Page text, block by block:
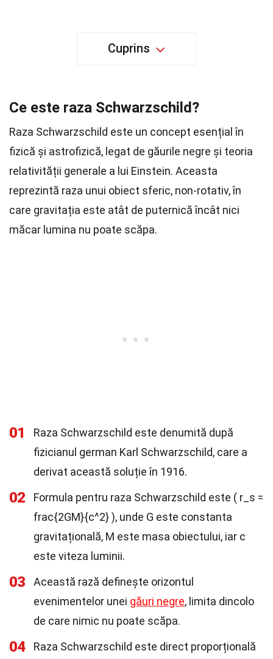
Cuprins
Ce este raza Schwarzschild?
Raza Schwarzschild este un concept esențial în
fizică și astrofizică, legat de găurile negre și teoria
relativității generale a lui Einstein. Aceasta
reprezintă raza unui obiect sferic, non-rotativ, în
care gravitația este atât de puternică încât nici
măcar lumina nu poate scăpa.
01
Raza Schwarzschild este denumită după
fizicianul german Karl Schwarzschild, care a
derivat această soluție în 1916.
02
Formula pentru raza Schwarzschild este ( r_s =
frac{2GM}{c^2} ), unde G este constanta
gravitațională, M este masa obiectului, iar c
este viteza luminii.
03
Această rază definește orizontul
evenimentelor unei găuri negre, limita dincolo
de care nimic nu poate scăpa.
04
Raza Schwarzschild este direct proporțională